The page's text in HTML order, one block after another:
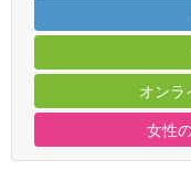
オンラ
女性